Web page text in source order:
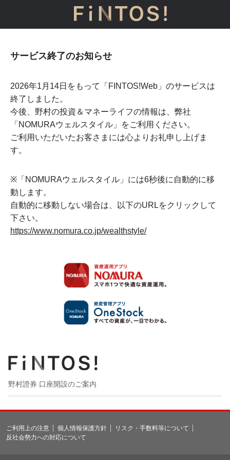
サービス終了のお知らせ
2026年1月14日をもって「FINTOS!Web」のサービスは
終了しました。
今後、野村の投資＆マネーライフの情報は、弊社
「NOMURAウェルスタイル」をご利用ください。
ご利用いただいたお客さまには心よりお礼申し上げま
す。
※「NOMURAウェルスタイル」には6秒後に自動的に移
動します。
自動的に移動しない場合は、以下のURLをクリックして
下さい。
https://www.nomura.co.jp/wealthstyle/
野村證券 口座開設のご案内
ご利用上の注意 個人情報保護方針
リスク・手数料等について
反社会勢力への対応について